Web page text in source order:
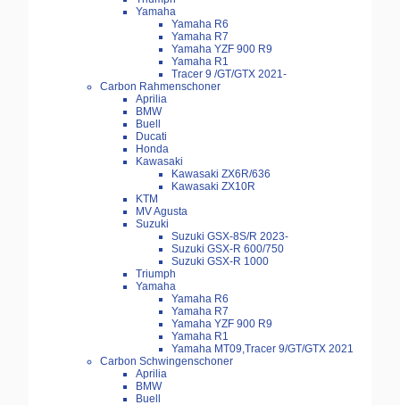
Yamaha
Yamaha R6
Yamaha R7
Yamaha YZF 900 R9
Yamaha R1
Tracer 9 /GT/GTX 2021-
Carbon Rahmenschoner
Aprilia
BMW
Buell
Ducati
Honda
Kawasaki
Kawasaki ZX6R/636
Kawasaki ZX10R
KTM
MV Agusta
Suzuki
Suzuki GSX-8S/R 2023-
Suzuki GSX-R 600/750
Suzuki GSX-R 1000
Triumph
Yamaha
Yamaha R6
Yamaha R7
Yamaha YZF 900 R9
Yamaha R1
Yamaha MT09,Tracer 9/GT/GTX 2021
Carbon Schwingenschoner
Aprilia
BMW
Buell